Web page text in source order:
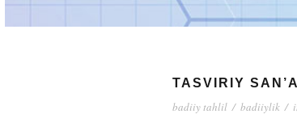
TASVIRIY
badiiy tahlil / badiiylik /